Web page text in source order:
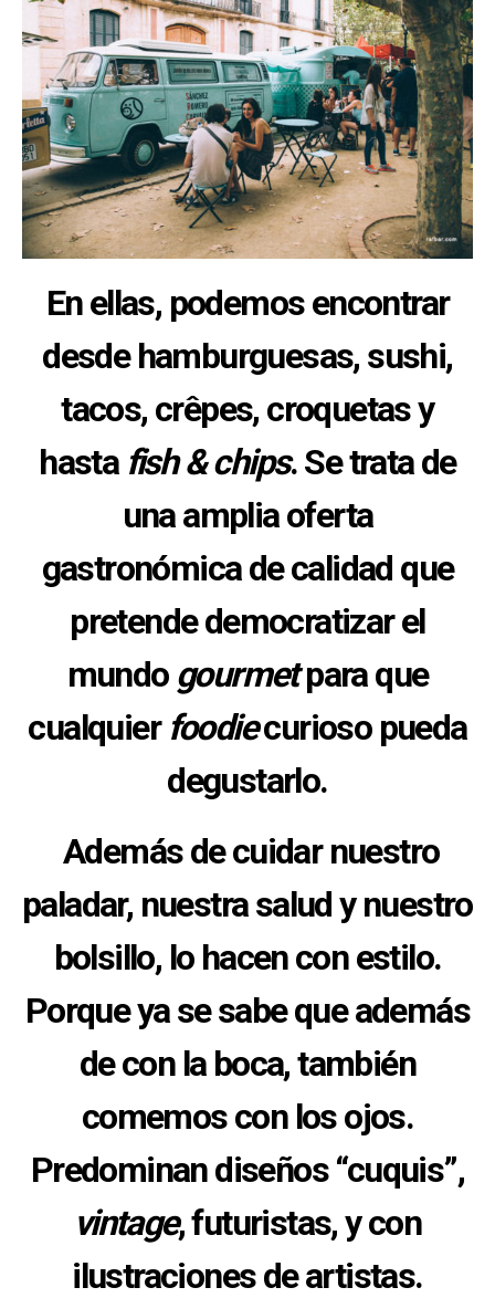
En ellas, podemos encontrar
desde hamburguesas, sushi,
tacos, crêpes, croquetas y
hasta fish & chips. Se trata de
una amplia oferta
gastronómica de calidad que
pretende democratizar el
mundo gourmetpara que
cualquier foodiecurioso pueda
degustarlo.
Además de cuidar nuestro
paladar, nuestra salud y nuestro
bolsillo, lo hacen con estilo.
Porque ya se sabe que además
de con la boca, también
comemos con los ojos.
Predominan diseños “cuquis”,
vintage, futuristas, y con
ilustraciones de artistas.